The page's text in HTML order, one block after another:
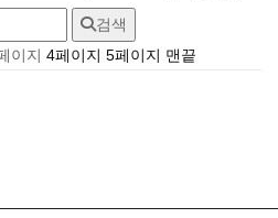
검색
이지 4페이지 5페이지 맨끝